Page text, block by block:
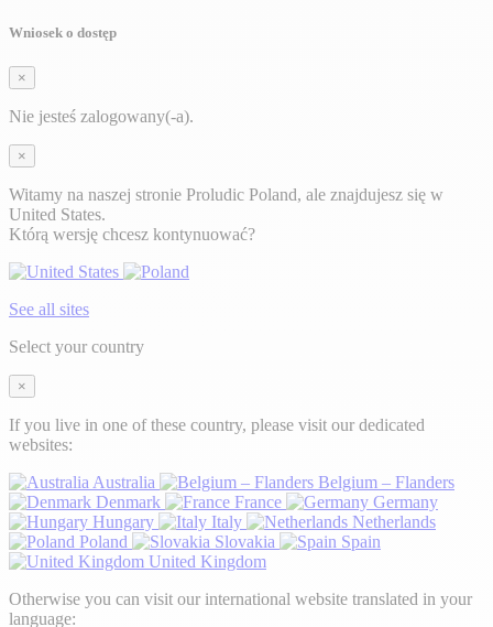
Wniosek o dostęp
×
Nie jesteś zalogowany(-a).
×
Witamy na naszej stronie Proludic Poland, ale znajdujesz się w
United States.
Którą wersję chcesz kontynuować?
See all sites
Select your country
×
If you live in one of these country, please visit our dedicated
websites:
Australia
Belgium – Flanders
Denmark
France
Germany
Hungary
Italy
Netherlands
Poland
Slovakia
Spain
United Kingdom
Otherwise you can visit our international website translated in your
language: